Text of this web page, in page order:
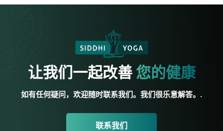
让我们一起改善 您的健康
如有任何疑问，欢迎随时联系我们。我们很乐意解答。.
联系我们